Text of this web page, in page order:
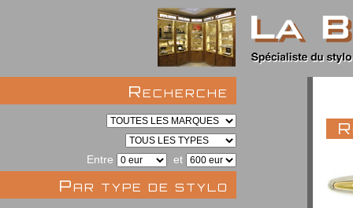
Recherche
Entre et
Par type de stylo